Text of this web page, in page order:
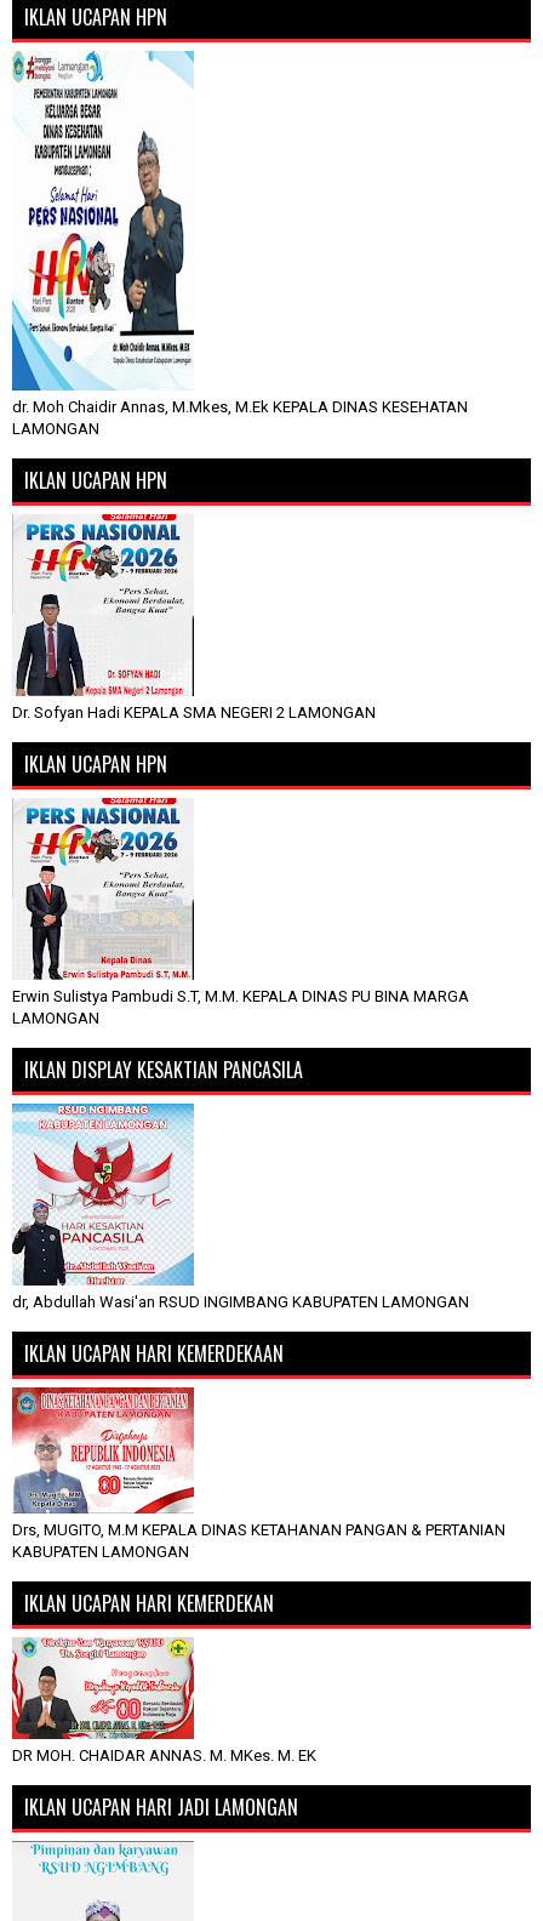
IKLAN UCAPAN HPN
dr. Moh Chaidir Annas, M.Mkes, M.Ek KEPALA DINAS KESEHATAN
LAMONGAN
IKLAN UCAPAN HPN
Dr. Sofyan Hadi KEPALA SMA NEGERI 2 LAMONGAN
IKLAN UCAPAN HPN
Erwin Sulistya Pambudi S.T, M.M. KEPALA DINAS PU BINA MARGA
LAMONGAN
IKLAN DISPLAY KESAKTIAN PANCASILA
dr, Abdullah Wasi'an RSUD INGIMBANG KABUPATEN LAMONGAN
IKLAN UCAPAN HARI KEMERDEKAAN
Drs, MUGITO, M.M KEPALA DINAS KETAHANAN PANGAN & PERTANIAN
KABUPATEN LAMONGAN
IKLAN UCAPAN HARI KEMERDEKAN
DR MOH. CHAIDAR ANNAS. M. MKes. M. EK
IKLAN UCAPAN HARI JADI LAMONGAN